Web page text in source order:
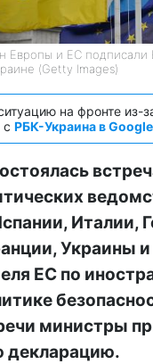
Европы и ЕС подписали
(Getty Images)
на фронте из-
с РБК-Украина в Google
Италии,
Украины и
ЕС по
министры
декларацию.